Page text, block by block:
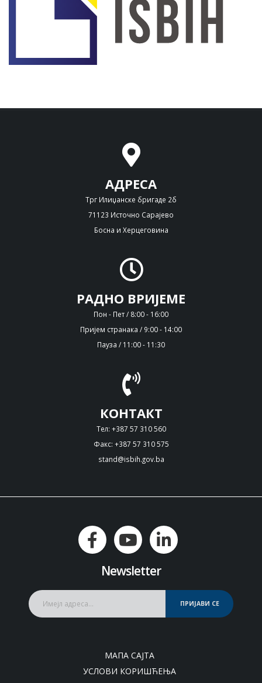
АДРЕСА
Трг Илиџанске бригаде 2б
71123 Источно Сарајево
Босна и Херцеговина
РАДНО ВРИЈЕМЕ
Пон - Пет / 8:00 - 16:00
Пријем странака / 9:00 - 14:00
Пауза / 11:00 - 11:30
КОНТАКТ
Тел: +387 57 310 560
Факс: +387 57 310 575
stand@isbih.gov.ba
Newsletter
ПРИЈАВИ СЕ
МАПА САЈТА
УСЛОВИ КОРИШЋЕЊА